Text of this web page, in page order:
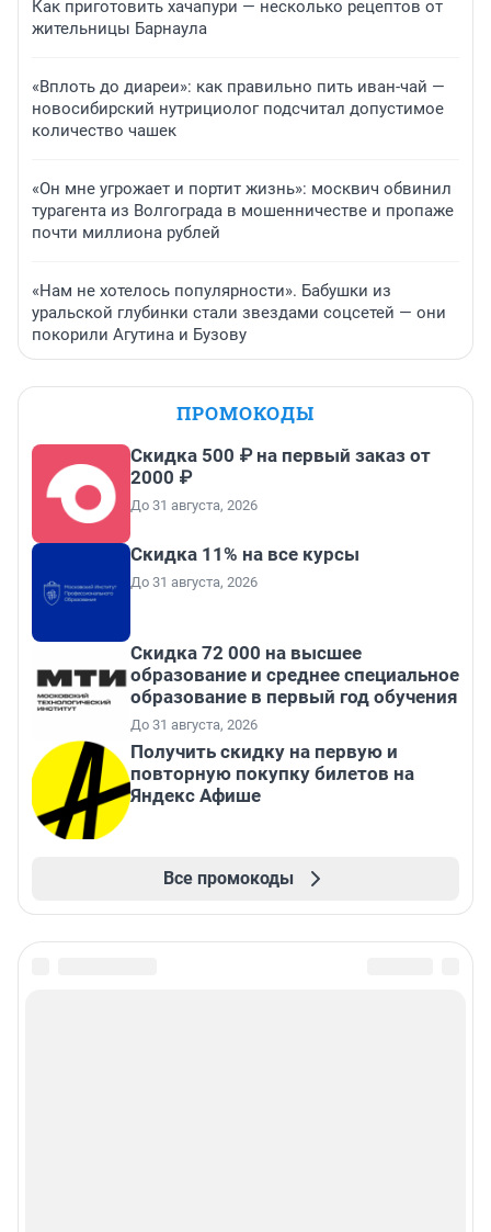
Как приготовить хачапури — несколько рецептов от
жительницы Барнаула
«Вплоть до диареи»: как правильно пить иван-чай —
новосибирский нутрициолог подсчитал допустимое
количество чашек
«Он мне угрожает и портит жизнь»: москвич обвинил
турагента из Волгограда в мошенничестве и пропаже
почти миллиона рублей
«Нам не хотелось популярности». Бабушки из
уральской глубинки стали звездами соцсетей — они
покорили Агутина и Бузову
ПРОМОКОДЫ
Скидка 500 ₽ на первый заказ от
2000 ₽
До 31 августа, 2026
Скидка 11% на все курсы
До 31 августа, 2026
Скидка 72 000 на высшее
образование и среднее специальное
образование в первый год обучения
До 31 августа, 2026
Получить скидку на первую и
повторную покупку билетов на
Яндекс Афише
Все промокоды